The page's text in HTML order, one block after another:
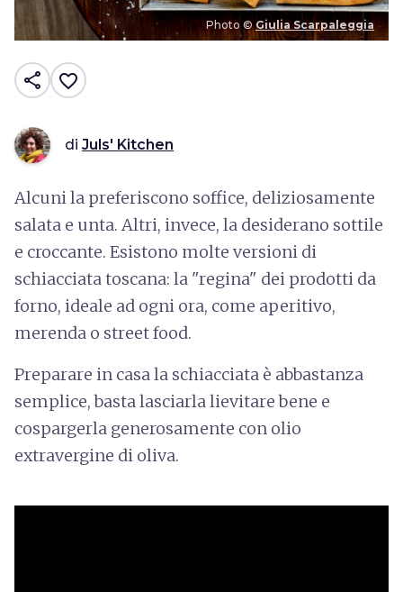
Photo © Giulia Scarpaleggia
share favorite_border
di Juls' Kitchen
Alcuni la preferiscono soffice, deliziosamente
salata e unta. Altri, invece, la desiderano sottile
e croccante. Esistono molte versioni di
schiacciata toscana: la "regina" dei prodotti da
forno, ideale ad ogni ora, come aperitivo,
merenda o street food.
Preparare in casa la schiacciata è abbastanza
semplice, basta lasciarla lievitare bene e
cospargerla generosamente con olio
extravergine di oliva.